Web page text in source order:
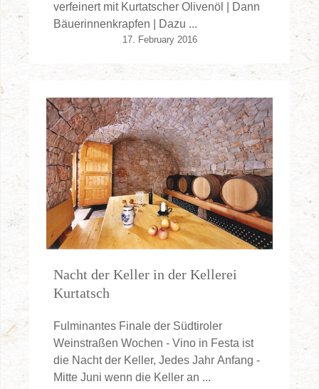
verfeinert mit Kurtatscher Olivenöl | Dann
Bäuerinnenkrapfen | Dazu ...
17. February 2016
Nacht der Keller in der Kellerei
Kurtatsch
Fulminantes Finale der Südtiroler
Weinstraßen Wochen - Vino in Festa ist
die Nacht der Keller, Jedes Jahr Anfang -
Mitte Juni wenn die Keller an ...